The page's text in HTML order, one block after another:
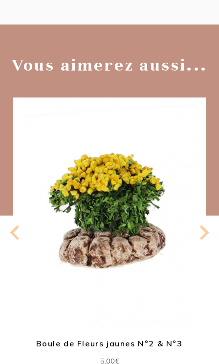
Vous aimerez aussi...
Boule de Fleurs jaunes N°2 & N°3
5.00€